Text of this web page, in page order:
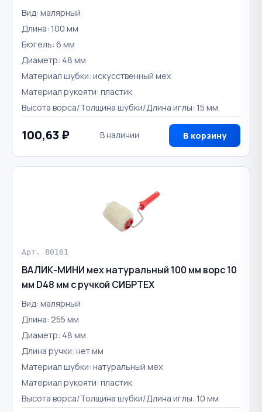
Вид: малярный
Длина: 100 мм
Бюгель: 6 мм
Диаметр: 48 мм
Материал шубки: искусственный мех
Материал рукояти: пластик
Высота ворса/Толщина шубки/Длина иглы: 15 мм
100,63 ₽ В наличии В корзину
Арт. 80161
ВАЛИК-МИНИ мех натуральный 100 мм ворс 10
мм D48 мм с ручкой СИБРТЕХ
Вид: малярный
Длина: 255 мм
Диаметр: 48 мм
Длина ручки: нет мм
Материал шубки: натуральный мех
Материал рукояти: пластик
Высота ворса/Толщина шубки/Длина иглы: 10 мм